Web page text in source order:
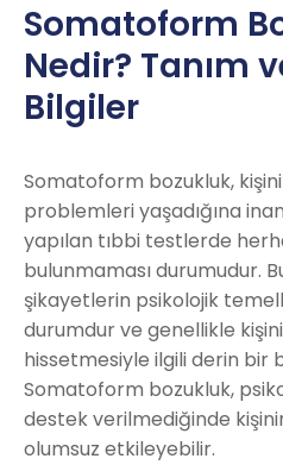
Somatoform
Nedir? Tanım
Bilgiler
Somatoform bozukluk,
problemleri yaşadığına
yapılan tıbbi testlerde
bulunmaması durumudur.
şikayetlerin psikolojik
durumdur ve genellikle
hissetmesiyle ilgili derin bir
Somatoform bozukluk,
destek verilmediğinde
olumsuz etkileyebilir.